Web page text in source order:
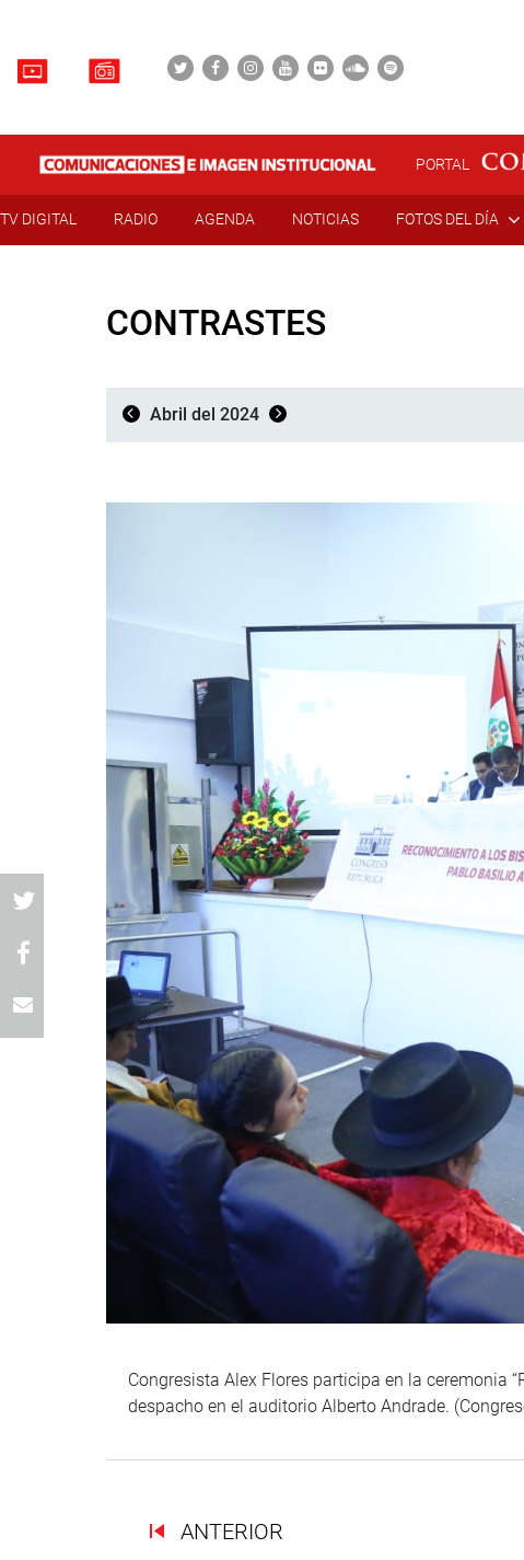
PORTAL
TV DIGITAL RADIO AGENDA NOTICIAS FOTOS DEL DÍA
CONTRASTES
Abril del 2024
Congresista Alex Flores participa en la ceremonia
despacho en el auditorio Alberto Andrade.
ANTERIOR